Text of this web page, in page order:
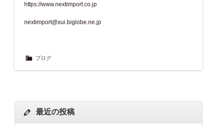
https://www.nextimport.co.jp
nextimport@xui.biglobe.ne.jp
ブログ
最近の投稿